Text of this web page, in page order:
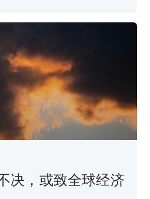
决，或致全球经济